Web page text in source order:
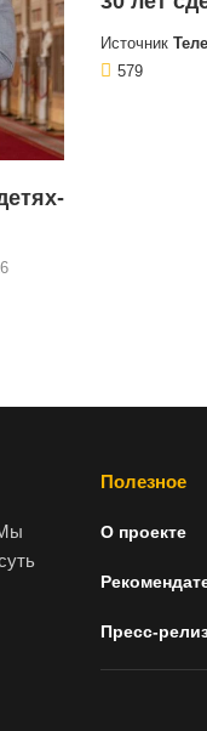
Источник
579
Полезное
О проекте
Пресс-